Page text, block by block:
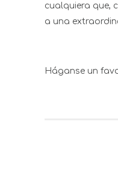
cualquiera que,
a una
Háganse un